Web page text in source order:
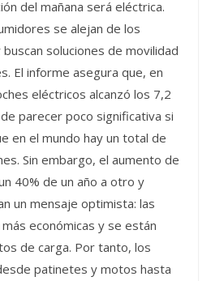
del mañana será eléctrica.
se alejan de los
soluciones de movilidad
El informe asegura que, en
eléctricos alcanzó los 7,2
parecer poco significativa si
en el mundo hay un total de
Sin embargo, el aumento de
40% de un año a otro y
un mensaje optimista: las
económicas y se están
de carga. Por tanto, los
patinetes y motos hasta